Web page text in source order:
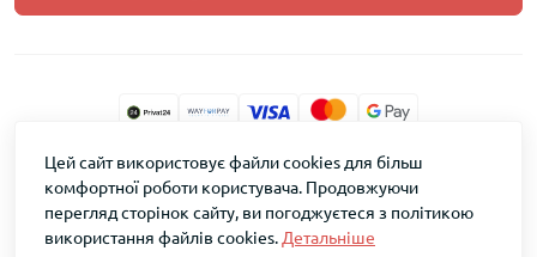
ТМ Скарб © 2026
Цей сайт використовує файли cookies для більш
комфортної роботи користувача. Продовжуючи
перегляд сторінок сайту, ви погоджуєтеся з політикою
використання файлів cookies. Детальніше